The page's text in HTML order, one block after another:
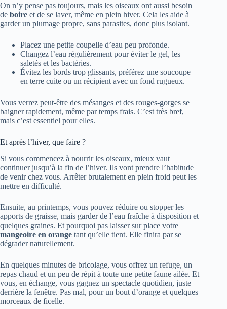
On n’y pense pas toujours, mais les oiseaux ont aussi besoin
de boire et de se laver, même en plein hiver. Cela les aide à
garder un plumage propre, sans parasites, donc plus isolant.
Placez une petite coupelle d’eau peu profonde.
Changez l’eau régulièrement pour éviter le gel, les
saletés et les bactéries.
Évitez les bords trop glissants, préférez une soucoupe
en terre cuite ou un récipient avec un fond rugueux.
Vous verrez peut-être des mésanges et des rouges-gorges se
baigner rapidement, même par temps frais. C’est très bref,
mais c’est essentiel pour elles.
Et après l’hiver, que faire ?
Si vous commencez à nourrir les oiseaux, mieux vaut
continuer jusqu’à la fin de l’hiver. Ils vont prendre l’habitude
de venir chez vous. Arrêter brutalement en plein froid peut les
mettre en difficulté.
Ensuite, au printemps, vous pouvez réduire ou stopper les
apports de graisse, mais garder de l’eau fraîche à disposition et
quelques graines. Et pourquoi pas laisser sur place votre
mangeoire en orange tant qu’elle tient. Elle finira par se
dégrader naturellement.
En quelques minutes de bricolage, vous offrez un refuge, un
repas chaud et un peu de répit à toute une petite faune ailée. Et
vous, en échange, vous gagnez un spectacle quotidien, juste
derrière la fenêtre. Pas mal, pour un bout d’orange et quelques
morceaux de ficelle.